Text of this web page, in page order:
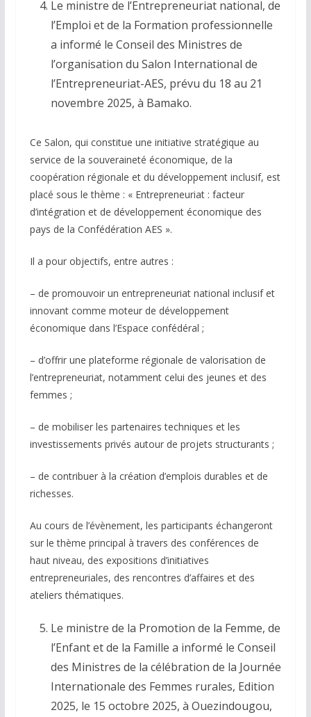
Le ministre de l’Entrepreneuriat national, de
l’Emploi et de la Formation professionnelle
a informé le Conseil des Ministres de
l’organisation du Salon International de
l’Entrepreneuriat-AES, prévu du 18 au 21
novembre 2025, à Bamako.
Ce Salon, qui constitue une initiative stratégique au
service de la souveraineté économique, de la
coopération régionale et du développement inclusif, est
placé sous le thème : « Entrepreneuriat : facteur
d’intégration et de développement économique des
pays de la Confédération AES ».
Il a pour objectifs, entre autres :
– de promouvoir un entrepreneuriat national inclusif et
innovant comme moteur de développement
économique dans l’Espace confédéral ;
– d’offrir une plateforme régionale de valorisation de
l’entrepreneuriat, notamment celui des jeunes et des
femmes ;
– de mobiliser les partenaires techniques et les
investissements privés autour de projets structurants ;
– de contribuer à la création d’emplois durables et de
richesses.
Au cours de l’évènement, les participants échangeront
sur le thème principal à travers des conférences de
haut niveau, des expositions d’initiatives
entrepreneuriales, des rencontres d’affaires et des
ateliers thématiques.
Le ministre de la Promotion de la Femme, de
l’Enfant et de la Famille a informé le Conseil
des Ministres de la célébration de la Journée
Internationale des Femmes rurales, Edition
2025, le 15 octobre 2025, à Ouezindougou,